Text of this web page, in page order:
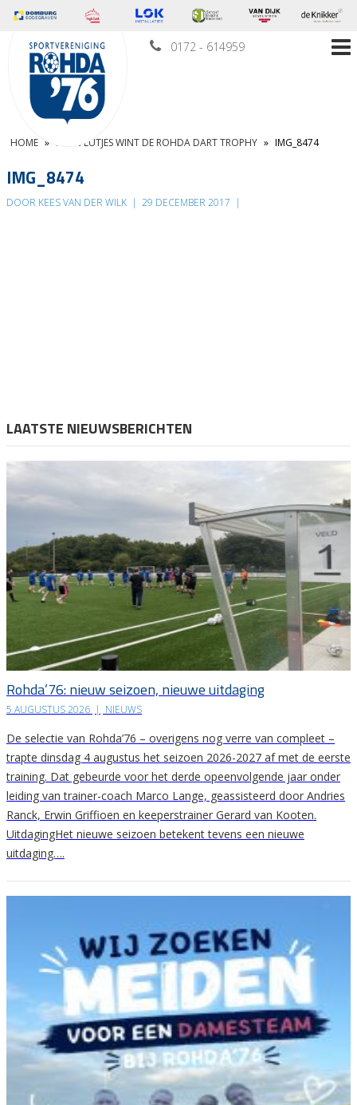
0172 - 614959
HOME » KEVIN LUTJES WINT DE ROHDA DART TROPHY » IMG_8474
IMG_8474
DOOR KEES VAN DER WILK | 29 DECEMBER 2017 |
LAATSTE NIEUWSBERICHTEN
Rohda’76: nieuw seizoen, nieuwe uitdaging
5 AUGUSTUS 2026 | NIEUWS
De selectie van Rohda’76 – overigens nog verre van compleet –
trapte dinsdag 4 augustus het seizoen 2026-2027 af met de eerste
training. Dat gebeurde voor het derde opeenvolgende jaar onder
leiding van trainer-coach Marco Lange, geassisteerd door Andries
Ranck, Erwin Griffioen en keeperstrainer Gerard van Kooten.
UitdagingHet nieuwe seizoen betekent tevens een nieuwe
uitdaging….